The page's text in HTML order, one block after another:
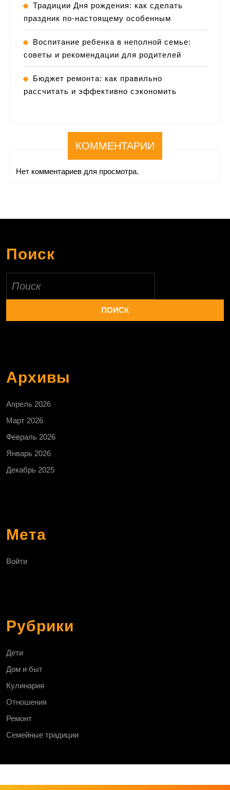
Традиции Дня рождения: как сделать
праздник по-настоящему особенным
Воспитание ребенка в неполной семье:
советы и рекомендации для родителей
Бюджет ремонта: как правильно
рассчитать и эффективно сэкономить
КОММЕНТАРИИ
Нет комментариев для просмотра.
Поиск
Архивы
Апрель 2026
Март 2026
Февраль 2026
Январь 2026
Декабрь 2025
Мета
Войти
Рубрики
Дети
Дом и быт
Кулинария
Отношения
Ремонт
Семейные традиции